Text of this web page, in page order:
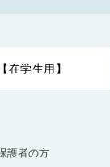
在学生用】
護者の方